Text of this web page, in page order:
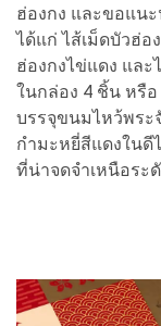
ฮ่องกง และขอแนะ
ได้แก่ ไส้เม็ดบัวฮ่อ
ฮ่องกงไข่แดง และ
ในกล่อง 4 ชิ้น หรื
บรรจุขนมไหว้พร
กำมะหยี่สีแดงใน
ที่น่าจดจำเหนือระ